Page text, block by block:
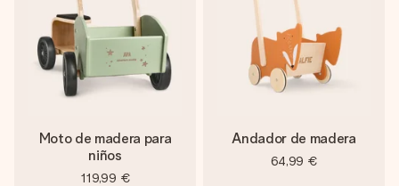
Moto de madera para
niños
119,99 €
Andador de madera
64,99 €